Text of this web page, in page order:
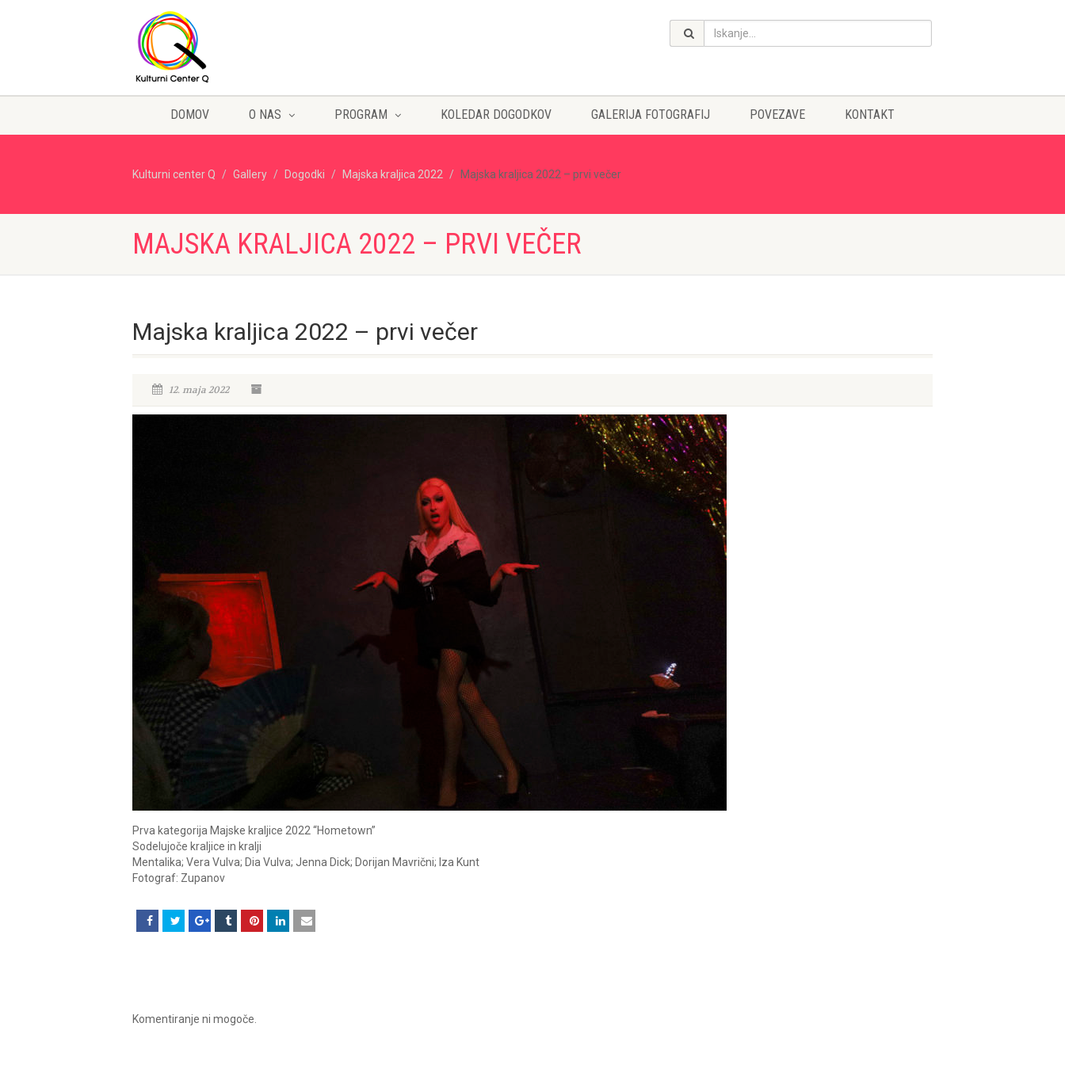
DOMOV O NAS PROGRAM KOLEDAR DOGODKOV GALERIJA FOTOGRAFIJ POVEZAVE KONTAKT
Kulturni center Q Gallery Dogodki Majska kraljica 2022 Majska kraljica 2022 – prvi večer
MAJSKA KRALJICA 2022 – PRVI VEČER
Majska kraljica 2022 – prvi večer
12. maja 2022
Prva kategorija Majske kraljice 2022 “Hometown”
Sodelujoče kraljice in kralji
Mentalika; Vera Vulva; Dia Vulva; Jenna Dick; Dorijan Mavrični; Iza Kunt
Fotograf: Zupanov
Komentiranje ni mogoče.